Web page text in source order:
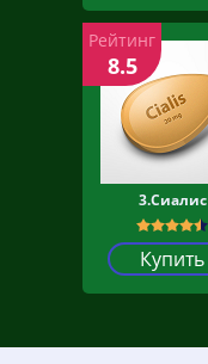
3.Сиалис
Купить
Рейтинг
8.5